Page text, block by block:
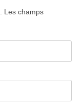
Les champs